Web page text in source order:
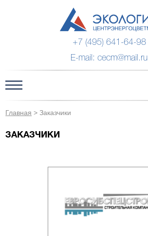
+7 (495) 641-64-98
E-mail: cecm@mail.ru
Главная >Заказчики
ЗАКАЗЧИКИ